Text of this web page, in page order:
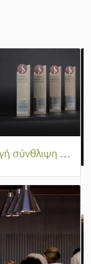
Αξιολογώντας το Heinzelmann Pro Chef και η ουσία του στη σύγχρονη κουζίνα